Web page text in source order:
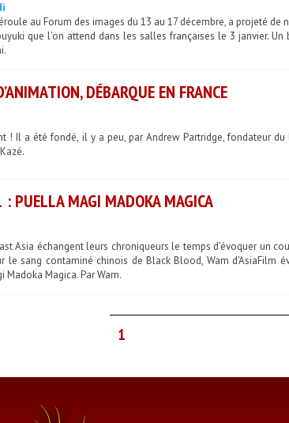
au Forum des images du 13 au 17 décembre, a projeté de
que l'on attend dans les salles françaises le 3 janvier.
DÉBARQUE EN FRANCE
! Il a été fondé, il y a peu, par Andrew Partridge, fondateur
PUELLA MAGI MADOKA MAGICA
Asia échangent leurs chroniqueurs le temps d'évoquer un
le sang contaminé chinois de Black Blood, Wam d'AsiaFilm
Magica. Par Wam.
1